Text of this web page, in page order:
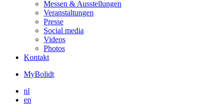
Messen & Ausstellungen
Veranstaltungen
Presse
Social media
Videos
Photos
Kontakt
MyBolidt
nl
en